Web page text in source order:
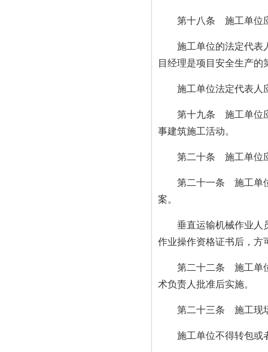
第十八条 施工单位应
施工单位的法定代表人
目经理是项目安全生产
施工单位法定代表人应
第十九条 施工单位应
事建筑施工活动。
第二十条 施工单位应
第二十一条 施工单位
案。
垂直运输机械作业人员
作业操作资格证书后，方
第二十二条 施工单位
术负责人批准后实施。
第二十三条 施工现场
施工单位不得转包或